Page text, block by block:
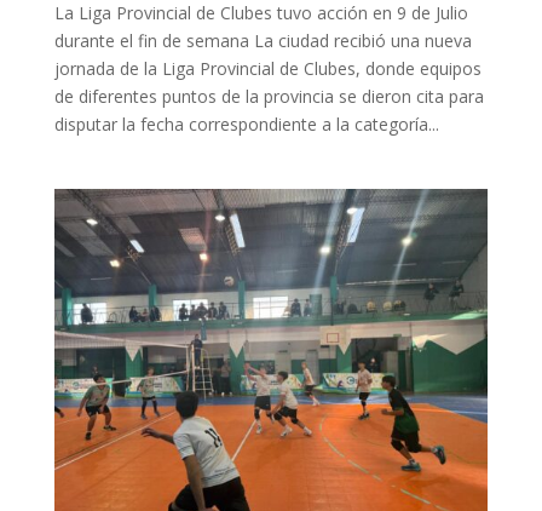
La Liga Provincial de Clubes tuvo acción en 9 de Julio
durante el fin de semana La ciudad recibió una nueva
jornada de la Liga Provincial de Clubes, donde equipos
de diferentes puntos de la provincia se dieron cita para
disputar la fecha correspondiente a la categoría...